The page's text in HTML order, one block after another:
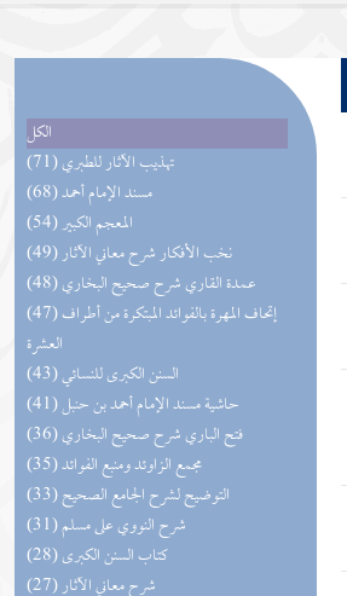
الكل
(71) تهذيب الآثار للطبري
(68) مسند الإمام أحمد
(54) المعجم الكبير
(49) نخب الأفكار شرح معاني الآثار
(48) عمدة القاري شرح صحيح البخاري
(47) إتحاف المهرة بالفوائد المبتكرة من أطراف
العشرة
(43) السنن الكبرى للنسائي
(41) حاشية مسند الإمام أحمد بن حنبل
(36) فتح الباري شرح صحيح البخاري
(35) مجمع الزاوئد ومنبع الفوائد
(33) التوضيح لشرح الجامع الصحيح
(31) شرح النووي على مسلم
(28) كتاب السنن الكبرى
(27) شرح معاني الآثار